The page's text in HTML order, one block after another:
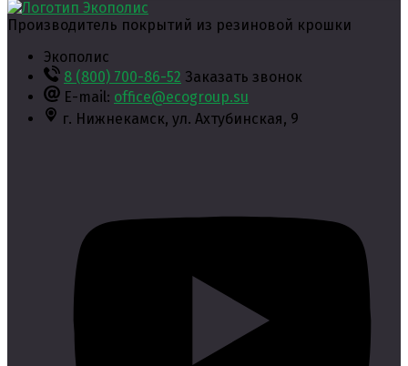
Производитель покрытий из резиновой крошки
Экополис
8 (800) 700-86-52 Заказать звонок
E-mail: office@ecogroup.su
г. Нижнекамск, ул. Ахтубинская, 9